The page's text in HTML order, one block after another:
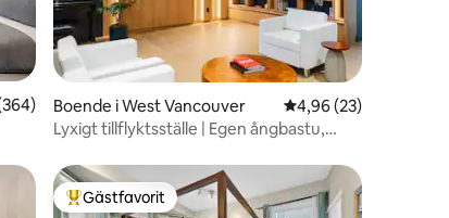
5 i genomsnittligt betyg, 364 omdömen
Boende i West Vancouver 4,96 av 5 i
4,96 (23)
Lyxigt tillflyktsställe | Egen ångbastu,
Populär gästfavorit
Gästfavorit